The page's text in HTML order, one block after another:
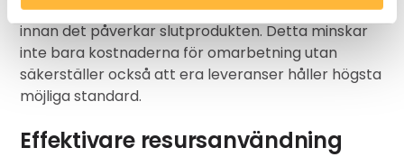
en avvikelse i materialkvalitet – kan det åtgärdas
innan det påverkar slutprodukten. Detta minskar
inte bara kostnaderna för omarbetning utan
säkerställer också att era leveranser håller högsta
möjliga standard.
Effektivare resursanvändning